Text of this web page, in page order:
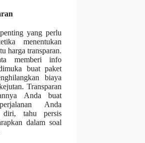
yang perlu
menentukan
harga transparan.
memberi info
buat paket
biaya
Transparan
Anda buat
Anda
diri, tahu persis
dalam soal